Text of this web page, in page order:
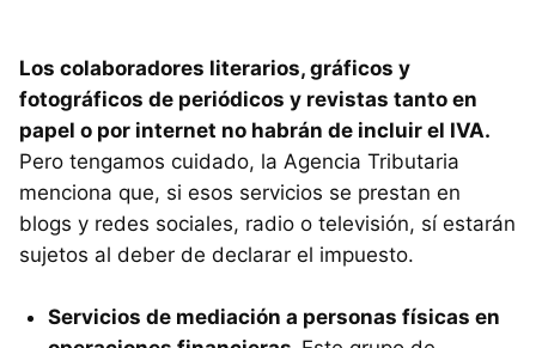
Los colaboradores literarios, gráficos y
fotográficos de periódicos y revistas tanto en
papel o por internet no habrán de incluir el IVA.
Pero tengamos cuidado, la Agencia Tributaria
menciona que, si esos servicios se prestan en
blogs y redes sociales, radio o televisión, sí estarán
sujetos al deber de declarar el impuesto.
Servicios de mediación a personas físicas en